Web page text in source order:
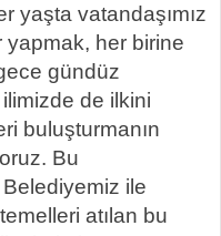
yaşta vatandaşımız
yapmak, her birine
gündüz
de ilkini
buluşturmanın
Bu
ile
atılan bu